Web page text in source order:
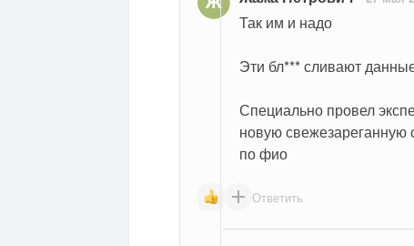
Так им и надо
Эти бл*** сливают
Специально провел
новую
по фио
Ответить